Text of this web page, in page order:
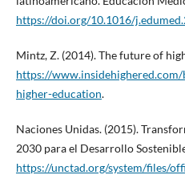
https://doi.org/10.1016/
Mintz, Z. (2014). The future of
https://
higher-education.
Naciones Unidas. (2015).
2030 para el Desarrollo
https://unctad.org/system/files/